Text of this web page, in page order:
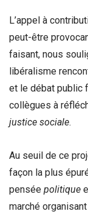
L’appel à
peut-être
faisant, nous
libéralisme
et le débat public
collègues à
justice sociale.
Au seuil de ce
façon la plus
pensée politique
marché